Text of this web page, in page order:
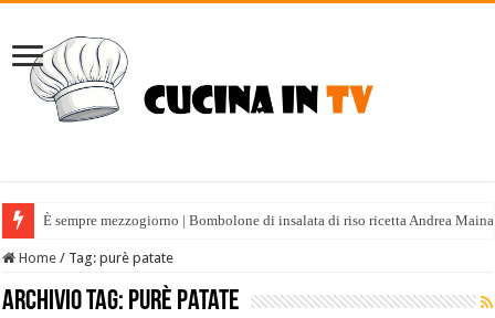
È sempre mezzogiorno | Bombolone di insalata di riso ricetta Andrea
Home / Tag:purè patate
Archivio tag: purè patate